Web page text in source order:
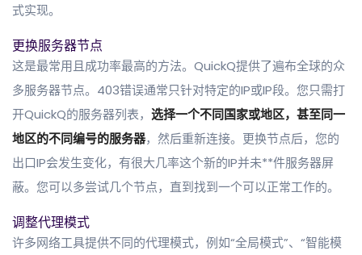
式实现。
更换服务器节点
这是最常用且成功率最高的方法。QuickQ提供了遍布全球的众
多服务器节点。403错误通常只针对特定的IP或IP段。您只需打
开QuickQ的服务器列表， 选择一个不同国家或地区，甚至同一
地区的不同编号的服务器，然后重新连接。更换节点后，您的
出口IP会发生变化，有很大几率这个新的IP并未**件服务器屏
蔽。您可以多尝试几个节点，直到找到一个可以正常工作的。
调整代理模式
许多网络工具提供不同的代理模式，例如“全局模式”、“智能模